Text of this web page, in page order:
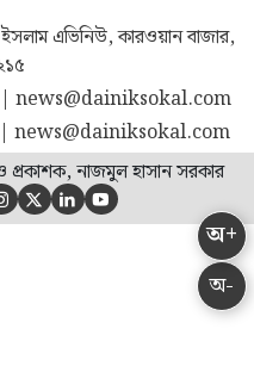
অ-
অ+
এভিনিউ, কারওয়ান বাজার,
news@dainiksokal.com
news@dainiksokal.com
নাজমুল হাসান সরকার
  